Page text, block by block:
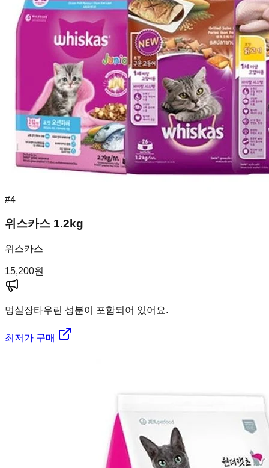
#4
위스카스 1.2kg
위스카스
15,200원
멍실장타우린 성분이 포함되어 있어요.
최저가 구매